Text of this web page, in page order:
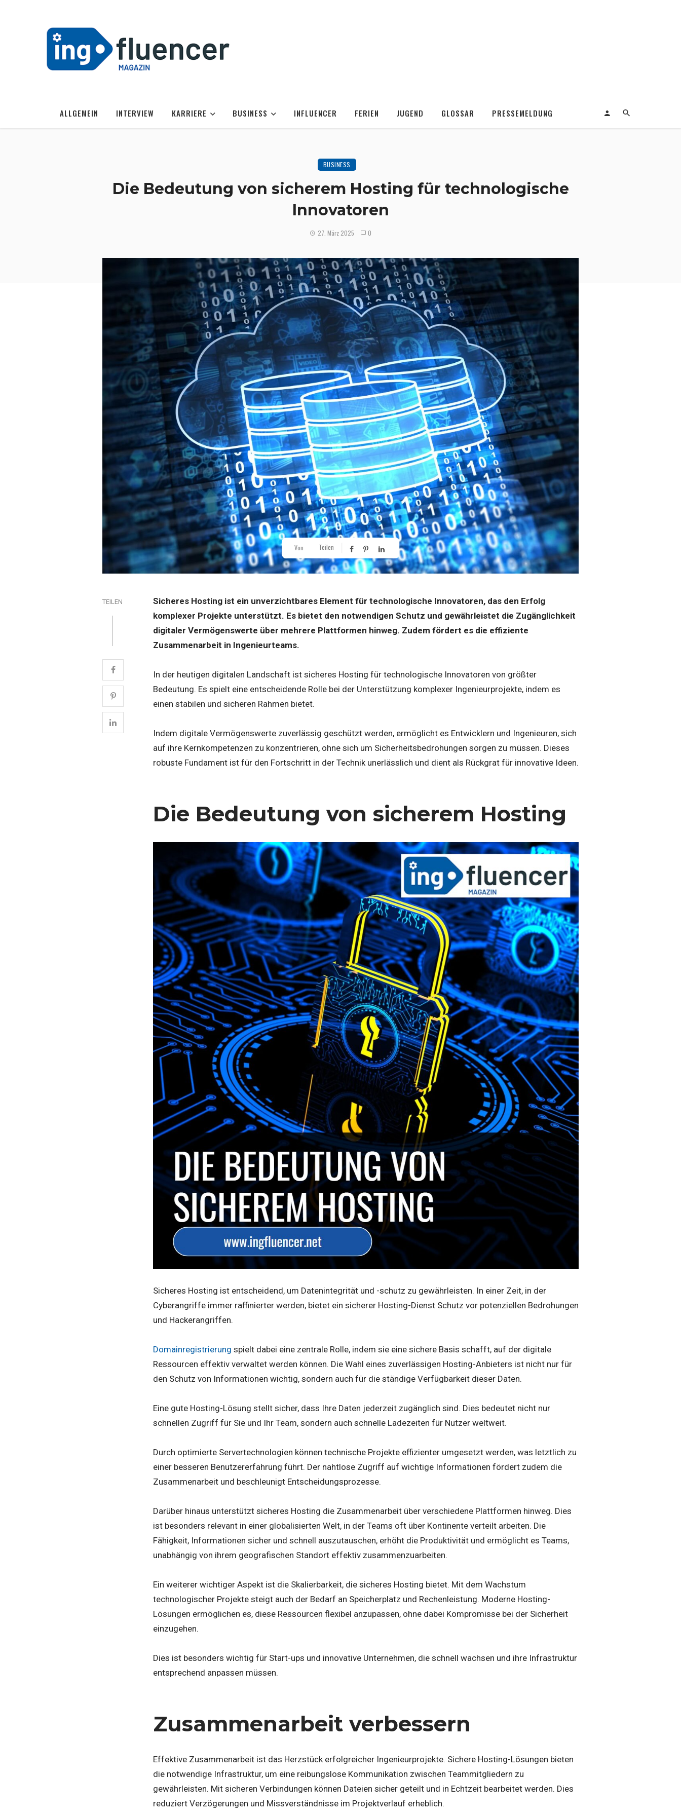
ALLGEMEIN INTERVIEW KARRIERE BUSINESS INFLUENCER FERIEN JUGEND GLOSSAR PRESSEMELDUNG
BUSINESS
Die Bedeutung von sicherem Hosting für technologische
Innovatoren
27. März 2025 0
Von Teilen
TEILEN
Sicheres Hosting ist ein unverzichtbares Element für technologische Innovatoren, das den Erfolg
komplexer Projekte unterstützt. Es bietet den notwendigen Schutz und gewährleistet die Zugänglichkeit
digitaler Vermögenswerte über mehrere Plattformen hinweg. Zudem fördert es die effiziente
Zusammenarbeit in Ingenieurteams.
In der heutigen digitalen Landschaft ist sicheres Hosting für technologische Innovatoren von größter
Bedeutung. Es spielt eine entscheidende Rolle bei der Unterstützung komplexer Ingenieurprojekte, indem es
einen stabilen und sicheren Rahmen bietet.
Indem digitale Vermögenswerte zuverlässig geschützt werden, ermöglicht es Entwicklern und Ingenieuren, sich
auf ihre Kernkompetenzen zu konzentrieren, ohne sich um Sicherheitsbedrohungen sorgen zu müssen. Dieses
robuste Fundament ist für den Fortschritt in der Technik unerlässlich und dient als Rückgrat für innovative Ideen.
Die Bedeutung von sicherem Hosting
Sicheres Hosting ist entscheidend, um Datenintegrität und -schutz zu gewährleisten. In einer Zeit, in der
Cyberangriffe immer raffinierter werden, bietet ein sicherer Hosting-Dienst Schutz vor potenziellen Bedrohungen
und Hackerangriffen.
Domainregistrierung spielt dabei eine zentrale Rolle, indem sie eine sichere Basis schafft, auf der digitale
Ressourcen effektiv verwaltet werden können. Die Wahl eines zuverlässigen Hosting-Anbieters ist nicht nur für
den Schutz von Informationen wichtig, sondern auch für die ständige Verfügbarkeit dieser Daten.
Eine gute Hosting-Lösung stellt sicher, dass Ihre Daten jederzeit zugänglich sind. Dies bedeutet nicht nur
schnellen Zugriff für Sie und Ihr Team, sondern auch schnelle Ladezeiten für Nutzer weltweit.
Durch optimierte Servertechnologien können technische Projekte effizienter umgesetzt werden, was letztlich zu
einer besseren Benutzererfahrung führt. Der nahtlose Zugriff auf wichtige Informationen fördert zudem die
Zusammenarbeit und beschleunigt Entscheidungsprozesse.
Darüber hinaus unterstützt sicheres Hosting die Zusammenarbeit über verschiedene Plattformen hinweg. Dies
ist besonders relevant in einer globalisierten Welt, in der Teams oft über Kontinente verteilt arbeiten. Die
Fähigkeit, Informationen sicher und schnell auszutauschen, erhöht die Produktivität und ermöglicht es Teams,
unabhängig von ihrem geografischen Standort effektiv zusammenzuarbeiten.
Ein weiterer wichtiger Aspekt ist die Skalierbarkeit, die sicheres Hosting bietet. Mit dem Wachstum
technologischer Projekte steigt auch der Bedarf an Speicherplatz und Rechenleistung. Moderne Hosting-
Lösungen ermöglichen es, diese Ressourcen flexibel anzupassen, ohne dabei Kompromisse bei der Sicherheit
einzugehen.
Dies ist besonders wichtig für Start-ups und innovative Unternehmen, die schnell wachsen und ihre Infrastruktur
entsprechend anpassen müssen.
Zusammenarbeit verbessern
Effektive Zusammenarbeit ist das Herzstück erfolgreicher Ingenieurprojekte. Sichere Hosting-Lösungen bieten
die notwendige Infrastruktur, um eine reibungslose Kommunikation zwischen Teammitgliedern zu
gewährleisten. Mit sicheren Verbindungen können Dateien sicher geteilt und in Echtzeit bearbeitet werden. Dies
reduziert Verzögerungen und Missverständnisse im Projektverlauf erheblich.